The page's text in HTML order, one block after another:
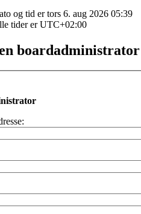
og tid er tors 6. aug 2026 05:39
tider erUTC+02:00
boardadministrator